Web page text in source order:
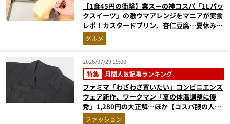
【1食45円の衝撃】業スーの神コスパ「1Lパッ
クスイーツ」の激ウマアレンジをマニアが実食
レポ！カスタードプリン、杏仁豆腐…夏休みの
おやつに最強すぎた
グルメ
2026/07/29 19:00
特集 月間人気記事ランキング
ファミマ「わざわざ買いたい」コンビニエンス
ウェア新作、ワークマン「夏の体温調整に優
秀」1,280円の大正解…ほか【コスパ服の人気
記事ランキングベスト3】（2026年6月版）
ファッション